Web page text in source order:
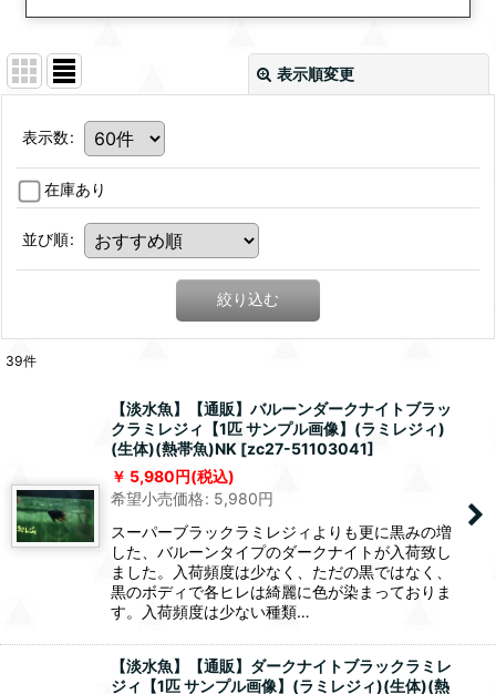
表示順変更
表示数:
在庫あり
並び順:
絞り込む
39件
【淡水魚】【通販】バルーンダークナイトブラッ
クラミレジィ【1匹 サンプル画像】(ラミレジィ)
(生体)(熱帯魚)NK [zc27-51103041]
5,980円(税込)
希望小売価格: 5,980円
スーパーブラックラミレジィよりも更に黒みの増
した、バルーンタイプのダークナイトが入荷致し
ました。入荷頻度は少なく、ただの黒ではなく、
黒のボディで各ヒレは綺麗に色が染まっておりま
す。入荷頻度は少ない種類…
【淡水魚】【通販】ダークナイトブラックラミレ
ジィ【1匹 サンプル画像】(ラミレジィ)(生体)(熱